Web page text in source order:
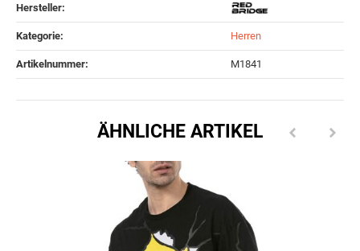
Hersteller:
Kategorie: Herren
Artikelnummer: M1841
ÄHNLICHE ARTIKEL